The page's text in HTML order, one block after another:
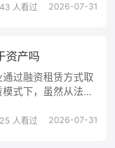
倍罚款。没有或不
万元，情节严重可
输有违法所得超2万
43 人看过 2026-07-31
资产吗
过融资租赁方式取
式下，虽然从法律
质重于形式”原则，
25 人看过 2026-07-31